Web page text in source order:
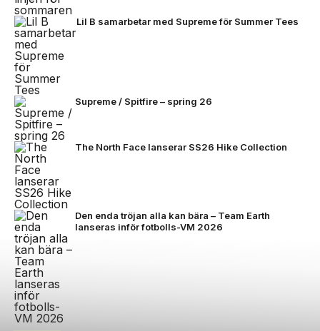
Lil B samarbetar med Supreme för Summer Tees
Supreme / Spitfire – spring 26
The North Face lanserar SS26 Hike Collection
Den enda tröjan alla kan bära – Team Earth
lanseras inför fotbolls-VM 2026